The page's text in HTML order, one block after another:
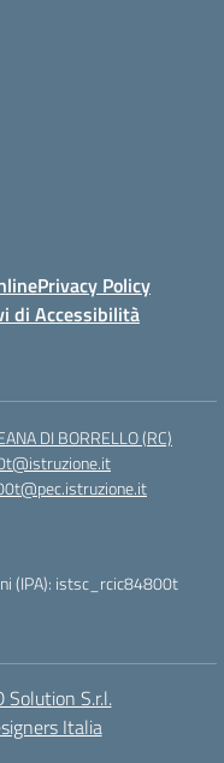
Privacy Policy
di Accessibilità
DI BORRELLO (RC)
(IPA): istsc_rcic84800t
S.r.l.
Italia